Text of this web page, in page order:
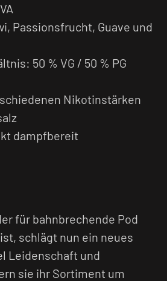
sind im Vergleich zu
E-Liquids weniger
einen geringen Flash
wird das Nikotinsalz
Organismus
einer früheren
Passionsfrucht, Guave und
50 % VG / 50 % PG
Nikotinstärken
dampfbereit
für bahnbrechende Pod
schlägt nun ein neues
Leidenschaft und
sie ihr Sortiment um